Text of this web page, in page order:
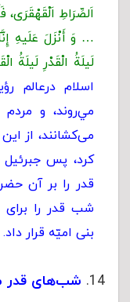
اَلصِّرَاطِ اَلْقَهْقَرَى،
… وَ أَنْزَلَ عَلَیهِ
لَیلَةُ الْقَدْرِ لَیلَةُ
اسلام درعالم
مي‌روند، و
می‌کشانند، از
كرد، پس جبرئيل
قدر را بر آن
شب قدر را براى
بنى اميّه قرار داد.
شب‌های قدر